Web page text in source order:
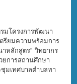
มโครงการพัฒนา
รียมความพร้อมการ
หลักสูตร" วิทยากร
การสถานศึกษา
มเทศบาลตำบลทา